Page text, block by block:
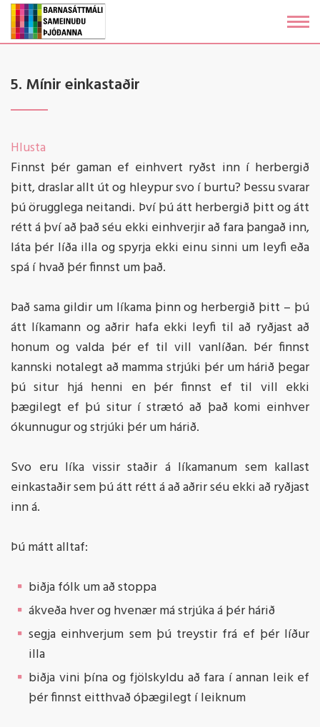
Fara
í
5. Mínir einkastaðir
Hlusta
Finnst þér gaman ef einhvert ryðst inn í herbergið
þitt, draslar allt út og hleypur svo í burtu? Þessu svarar
þú örugglega neitandi. Því þú átt herbergið þitt og átt
rétt á því að það séu ekki einhverjir að fara þangað inn,
láta þér líða illa og spyrja ekki einu sinni um leyfi eða
spá í hvað þér finnst um það.
Það sama gildir um líkama þinn og herbergið þitt – þú
átt líkamann og aðrir hafa ekki leyfi til að ryðjast að
honum og valda þér ef til vill vanlíðan. Þér finnst
kannski notalegt að mamma strjúki þér um hárið þegar
þú situr hjá henni en þér finnst ef til vill ekki
þægilegt ef þú situr í strætó að það komi einhver
ókunnugur og strjúki þér um hárið.
Svo eru líka vissir staðir á líkamanum sem kallast
einkastaðir sem þú átt rétt á að aðrir séu ekki að ryðjast
inn á.
Þú mátt alltaf:
biðja fólk um að stoppa
ákveða hver og hvenær má strjúka á þér hárið
segja einhverjum sem þú treystir frá ef þér líður
illa
biðja vini þína og fjölskyldu að fara í annan leik ef
þér finnst eitthvað óþægilegt í leiknum